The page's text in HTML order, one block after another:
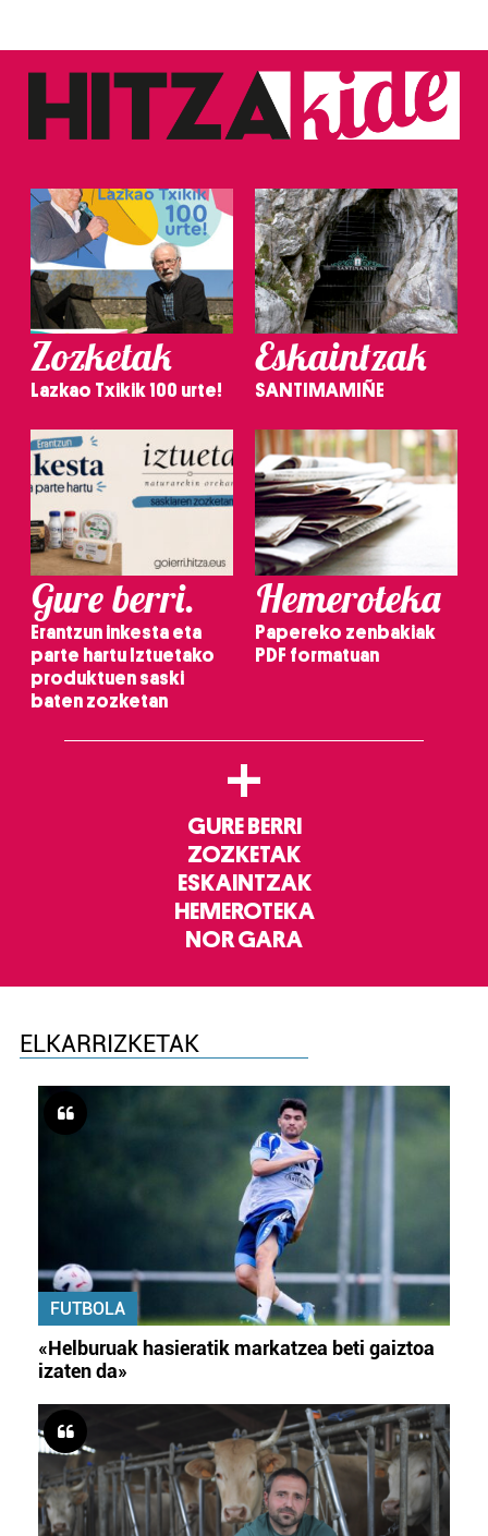
Zozketak
Lazkao Txikik 100 urte!
Eskaintzak
SANTIMAMIÑE
Gure berri.
Erantzun inkesta eta
parte hartu Iztuetako
produktuen saski
baten zozketan
Hemeroteka
Papereko zenbakiak
PDF formatuan
+
GURE BERRI
ZOZKETAK
ESKAINTZAK
HEMEROTEKA
NOR GARA
ELKARRIZKETAK
FUTBOLA
«Helburuak hasieratik markatzea beti gaiztoa
izaten da»